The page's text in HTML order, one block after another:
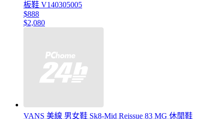
板鞋 V140305005
$888
$2,080
VANS 美線 男女鞋 Sk8-Mid Reissue 83 MG 休閒鞋